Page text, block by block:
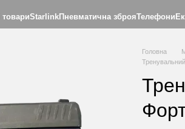
товариStarlinkПневматична зброяТелефони
Головна